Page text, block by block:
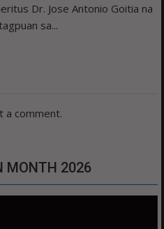
Dr. Jose Antonio Goitia na
sa...
a comment.
MONTH 2026